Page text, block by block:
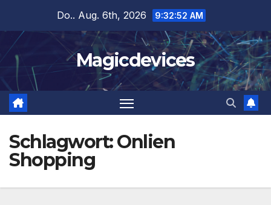
springen
Do.. Aug. 6th, 2026 9:32:53 AM
Magicdevices
Schlagwort:Onlien
Shopping